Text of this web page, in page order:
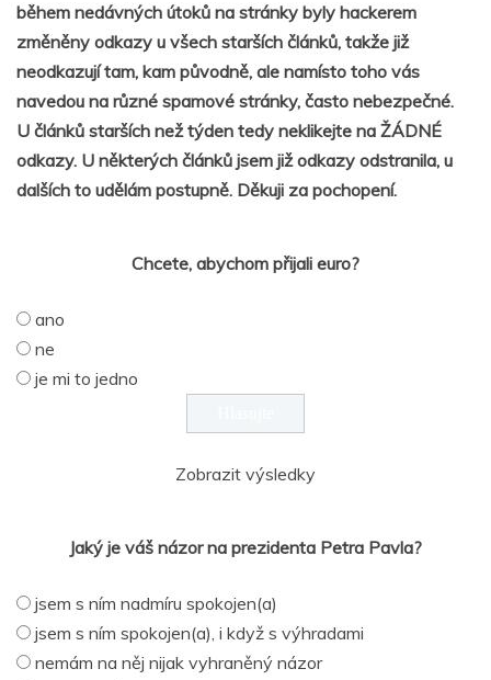
během nedávných útoků na stránky byly hackerem
změněny odkazy u všech starších článků, takže již
neodkazují tam, kam původně, ale namísto toho vás
navedou na různé spamové stránky, často nebezpečné.
U článků starších než týden tedy neklikejte na ŽÁDNÉ
odkazy. U některých článků jsem již odkazy odstranila, u
dalších to udělám postupně. Děkuji za pochopení.
Chcete, abychom přijali euro?
ano
ne
je mi to jedno
Zobrazit výsledky
Jaký je váš názor na prezidenta Petra Pavla?
jsem s ním nadmíru spokojen(a)
jsem s ním spokojen(a), i když s výhradami
nemám na něj nijak vyhraněný názor